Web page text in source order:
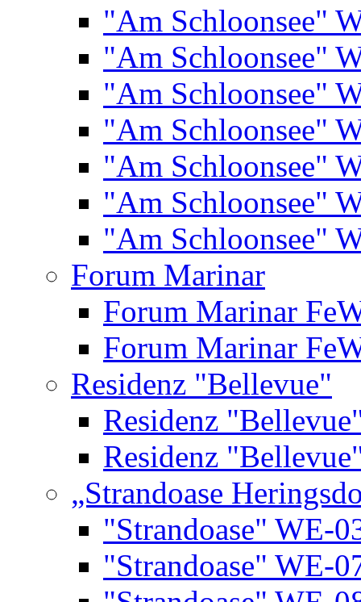
"Am Schloonsee"
"Am Schloonsee"
"Am Schloonsee"
"Am Schloonsee"
"Am Schloonsee"
"Am Schloonsee"
"Am Schloonsee"
Forum Marinar
Forum Marinar
Forum Marinar
Residenz "Bellevue"
Residenz
Residenz
„Strandoase
"Strandoase" WE-
"Strandoase" WE-